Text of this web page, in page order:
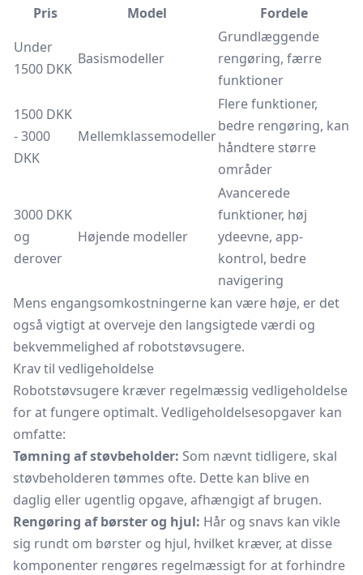
Pris
Model
Fordele
Under
1500 DKK
Basismodeller
Grundlæggende
rengøring, færre
funktioner
1500 DKK
- 3000
DKK
Mellemklassemodeller
Flere funktioner,
bedre rengøring, kan
håndtere større
områder
3000 DKK
og
derover
Højende modeller
Avancerede
funktioner, høj
ydeevne, app-
kontrol, bedre
navigering
Mens engangsomkostningerne kan være høje, er det
også vigtigt at overveje den langsigtede værdi og
bekvemmelighed af robotstøvsugere.
Krav til vedligeholdelse
Robotstøvsugere kræver regelmæssig vedligeholdelse
for at fungere optimalt. Vedligeholdelsesopgaver kan
omfatte:
Tømning af støvbeholder: Som nævnt tidligere, skal
støvbeholderen tømmes ofte. Dette kan blive en
daglig eller ugentlig opgave, afhængigt af brugen.
Rengøring af børster og hjul: Hår og snavs kan vikle
sig rundt om børster og hjul, hvilket kræver, at disse
komponenter rengøres regelmæssigt for at forhindre